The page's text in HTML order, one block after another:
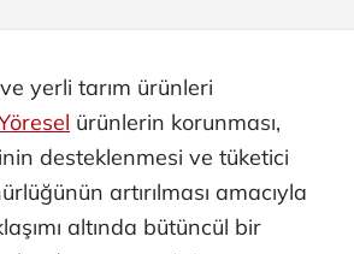
yerli tarım ürünleri
ürünlerin korunması,
desteklenmesi ve tüketici
artırılması amacıyla
altında bütüncül bir